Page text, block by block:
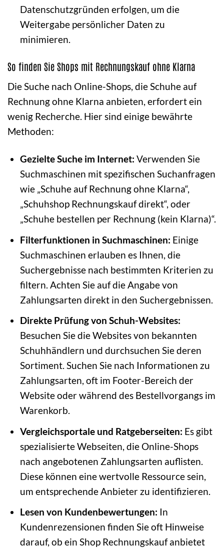
Datenschutzgründen erfolgen, um die
Weitergabe persönlicher Daten zu
minimieren.
So finden Sie Shops mit Rechnungskauf ohne Klarna
Die Suche nach Online-Shops, die Schuhe auf
Rechnung ohne Klarna anbieten, erfordert ein
wenig Recherche. Hier sind einige bewährte
Methoden:
Gezielte Suche im Internet: Verwenden Sie
Suchmaschinen mit spezifischen Suchanfragen
wie „Schuhe auf Rechnung ohne Klarna“,
„Schuhshop Rechnungskauf direkt“, oder
„Schuhe bestellen per Rechnung (kein Klarna)“.
Filterfunktionen in Suchmaschinen: Einige
Suchmaschinen erlauben es Ihnen, die
Suchergebnisse nach bestimmten Kriterien zu
filtern. Achten Sie auf die Angabe von
Zahlungsarten direkt in den Suchergebnissen.
Direkte Prüfung von Schuh-Websites:
Besuchen Sie die Websites von bekannten
Schuhhändlern und durchsuchen Sie deren
Sortiment. Suchen Sie nach Informationen zu
Zahlungsarten, oft im Footer-Bereich der
Website oder während des Bestellvorgangs im
Warenkorb.
Vergleichsportale und Ratgeberseiten: Es gibt
spezialisierte Webseiten, die Online-Shops
nach angebotenen Zahlungsarten auflisten.
Diese können eine wertvolle Ressource sein,
um entsprechende Anbieter zu identifizieren.
Lesen von Kundenbewertungen: In
Kundenrezensionen finden Sie oft Hinweise
darauf, ob ein Shop Rechnungskauf anbietet